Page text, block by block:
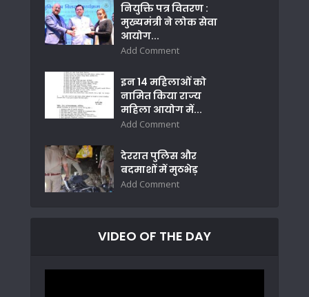
नियुक्ति पत्र वितरण :
मुख्यमंत्री ने लोक सेवा
आयोग...
Add Comment
इन 14 महिलाओं को
नामित किया राज्य
महिला आयोग में...
Add Comment
देररात पुलिस और
बदमाशों में मुठभेड़
Add Comment
VIDEO OF THE DAY